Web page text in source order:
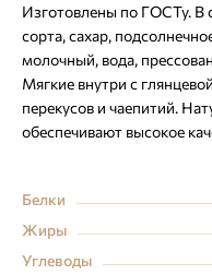
Изготовлены по ГОСТу. В
сорта, сахар,
молочный, вода,
Мягкие внутри с
перекусов и чаепитий.
обеспечивают высокое
Белки
Жиры
Углеводы